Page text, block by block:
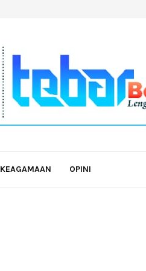
KEAGAMAAN OPINI